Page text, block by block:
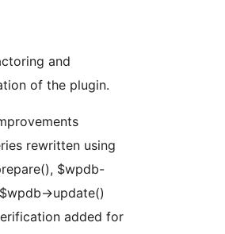
and
of the plugin.
rewritten using
$wpdb-
>update()
added for